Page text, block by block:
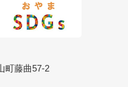
町藤曲57-2